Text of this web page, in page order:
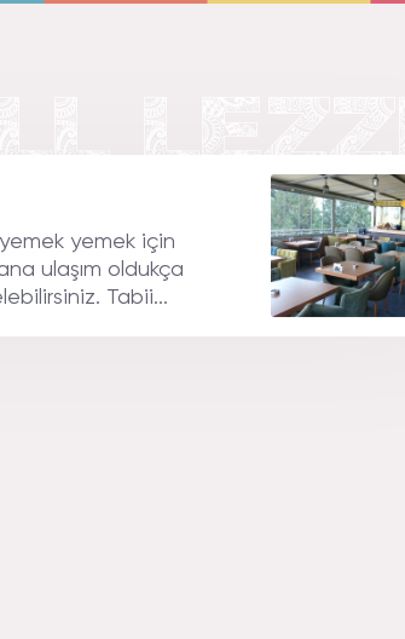
yemek için
ulaşım oldukça
Tabii...